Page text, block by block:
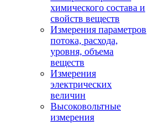
химического состава и
свойств веществ
Измерения параметров
потока, расхода,
уровня, объема
веществ
Измерения
электрических
величин
Высоковольтные
измерения